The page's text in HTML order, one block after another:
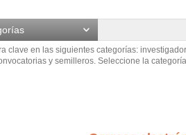
clave en las siguientes categorías:
y semilleros. Seleccione la